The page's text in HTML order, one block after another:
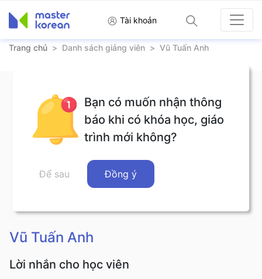
Tài khoản
Trang chủ > Danh sách giảng viên > Vũ Tuấn Anh
Vũ Tuấn Anh
Lời nhắn cho học viên
Bạn có muốn nhận thông
báo khi có khóa học, giáo
trình mới không?
Để sau Đồng ý